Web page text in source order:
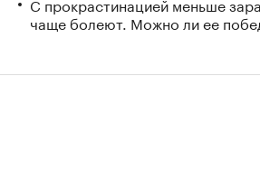
чаще болеют. Можно ли ее